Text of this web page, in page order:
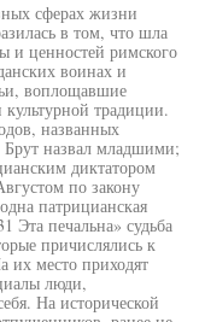
сферах жизни
в том, что шла
и ценностей римского
воинах и
воплощавшие
традиции.
названных
назвал младшими;
диктатором
по закону
патрицианская
Эта печальна» судьба
причислялись к
место приходят
люди,
На исторической